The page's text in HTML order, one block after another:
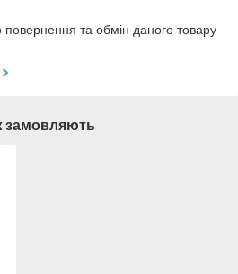
та обмін даного товару
замовляють